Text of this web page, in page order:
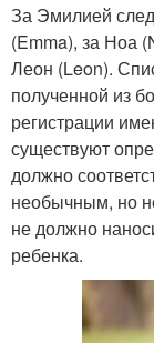
За Эмилией
(Emma), за Ноа
Леон (Leon).
полученной из
регистрации
существуют
должно
необычным, но
не должно
ребенка.